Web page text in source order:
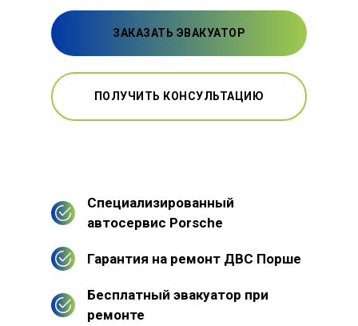
ЗАКАЗАТЬ ЭВАКУАТОР
ПОЛУЧИТЬ КОНСУЛЬТАЦИЮ
Специализированный
автосервис Porsche
Гарантия на ремонт ДВС Порше
Бесплатный эвакуатор при
ремонте